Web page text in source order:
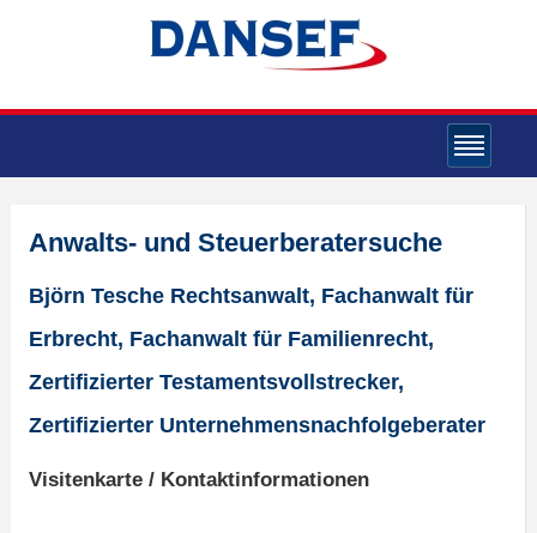
Anwalts- und Steuerberatersuche
Björn Tesche Rechtsanwalt, Fachanwalt für
Erbrecht, Fachanwalt für Familienrecht,
Zertifizierter Testamentsvollstrecker,
Zertifizierter Unternehmensnachfolgeberater
Visitenkarte / Kontaktinformationen